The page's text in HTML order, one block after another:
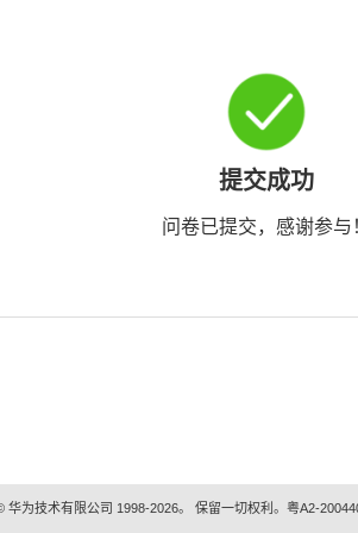
提交成功
问卷已提交，感谢参与
华为技术有限公司 1998-2026。 保留一切权利。粤A2-